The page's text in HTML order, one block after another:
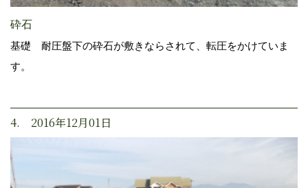
砕石
基礎 耐圧盤下の砕石が敷きならされて、転圧をかけていま
す。
4. 2016年12月01日